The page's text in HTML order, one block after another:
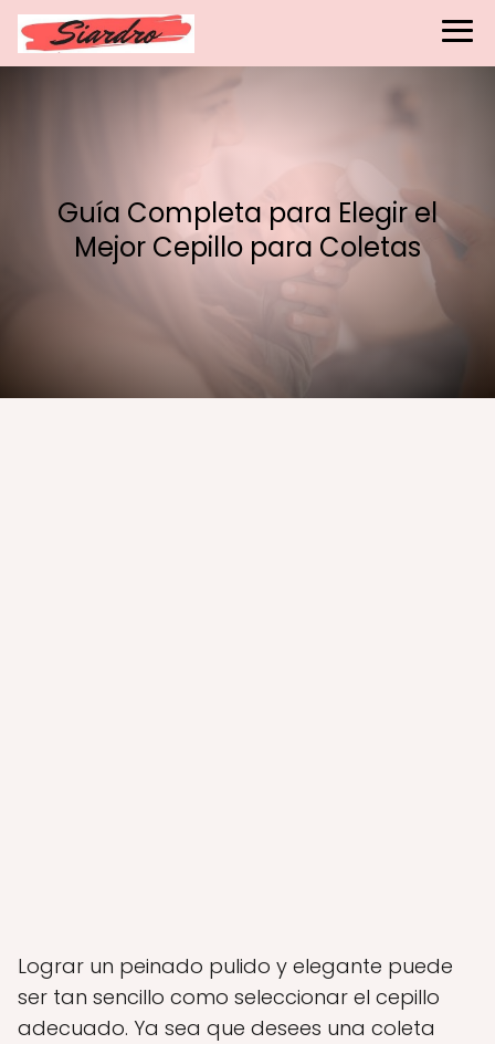
Guía Completa para Elegir el
Mejor Cepillo para Coletas
Lograr un peinado pulido y elegante puede
ser tan sencillo como seleccionar el cepillo
adecuado. Ya sea que desees una coleta